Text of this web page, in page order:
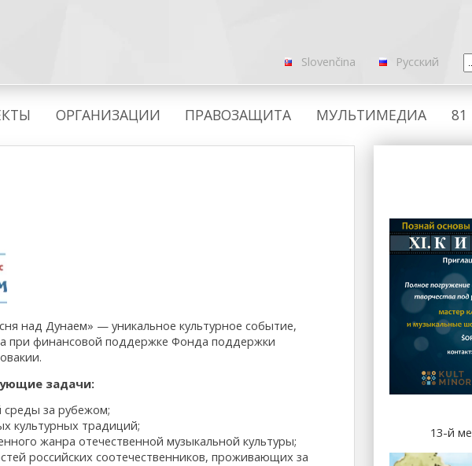
Slovenčina Русский
ОРГАНИЗАЦИИ ПРАВОЗАЩИТА МУЛЬТИМЕДИА
13-й
над Дунаем» — уникальное культурное событие,
при финансовой поддержке Фонда поддержки
задачи:
среды за рубежом;
культурных традиций;
жанра отечественной музыкальной культуры;
российских соотечественников, проживающих за